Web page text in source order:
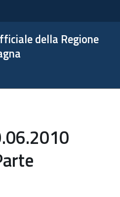
della Regione